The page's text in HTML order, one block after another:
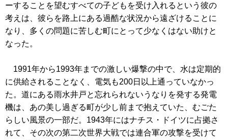
ーすることを望むすべての子どもを受け入れるという彼の
考えは、彼らを路上にある過酷な状況から遠ざけることに
なり、多くの問題に苦しむ町にとって少なくはない助けと
なった。
1991年から1993年までの激しい爆撃の中で、水は定期的
に供給されることなく、電気も200日以上通っていなかっ
た。道にある雨水井戸と忘れられないうなりを発する発電
機は、あの美し過ぎる町が少し前まで抱えていた、むごた
らしい風景の一部だ。1943年にはナチス・ドイツに占拠さ
れて、その次の第二次世界大戦では連合軍の攻撃を受けて